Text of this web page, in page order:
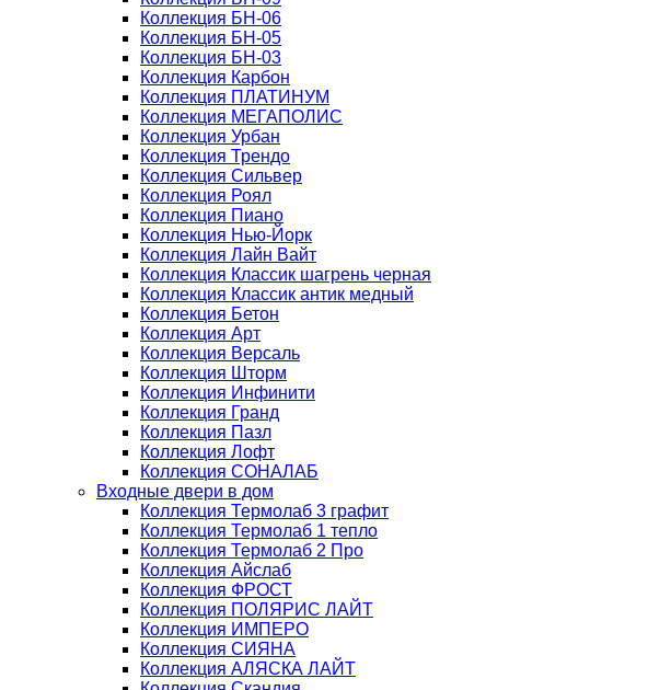
Коллекция БН-06
Коллекция БН-05
Коллекция БН-03
Коллекция Карбон
Коллекция ПЛАТИНУМ
Коллекция МЕГАПОЛИС
Коллекция Урбан
Коллекция Трендо
Коллекция Сильвер
Коллекция Роял
Коллекция Пиано
Коллекция Нью-Йорк
Коллекция Лайн Вайт
Коллекция Классик шагрень черная
Коллекция Классик антик медный
Коллекция Бетон
Коллекция Арт
Коллекция Версаль
Коллекция Шторм
Коллекция Инфинити
Коллекция Гранд
Коллекция Пазл
Коллекция Лофт
Коллекция СОНАЛАБ
Входные двери в дом
Коллекция Термолаб 3 графит
Коллекция Термолаб 1 тепло
Коллекция Термолаб 2 Про
Коллекция Айслаб
Коллекция ФРОСТ
Коллекция ПОЛЯРИС ЛАЙТ
Коллекция ИМПЕРО
Коллекция СИЯНА
Коллекция АЛЯСКА ЛАЙТ